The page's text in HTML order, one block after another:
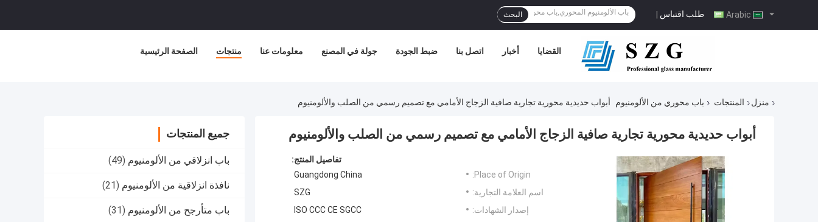
طلب اقتباس | البحث
الصفحة الرئيسية منتجات معلومات عنا جولة في المصنع ضبط الجودة اتصل بنا أخبار القضايا
منزل المنتجات باب محوري من الألومنيوم أبواب حديدية محورية تجارية صافية الزجاج الأمامي مع تصميم رسمي من الصلب والألومنيوم
جميع المنتجات
باب انزلاقي من الألومنيوم (49)
نافذة انزلاقية من الألومنيوم (21)
باب متأرجح من الألومنيوم (31)
أبواب حديدية محورية تجارية صافية الزجاج الأمامي مع تصميم رسمي من الصلب والألومنيوم
تفاصيل المنتج:
Place of Origin:
Guangdong China
اسم العلامة التجارية:
SZG
إصدار الشهادات:
ISO CCC CE SGCC